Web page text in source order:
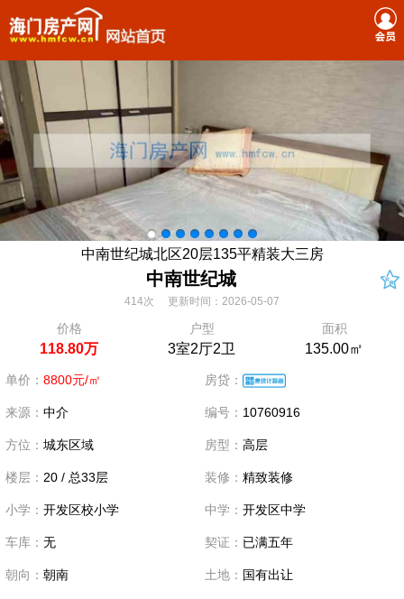
中南世纪城北区20层135平精装大三房
中南世纪城
414次 更新时间：2026-05-07
价格
118.80万
户型
3室2厅2卫
面积
135.00㎡
单价： 8800元/㎡ 房贷：
来源： 中介 编号： 10760916
方位： 城东区域 房型： 高层
楼层： 20 / 总33层 装修： 精致装修
小学： 开发区校小学 中学： 开发区中学
车库： 无 契证： 已满五年
朝向： 朝南 土地： 国有出让